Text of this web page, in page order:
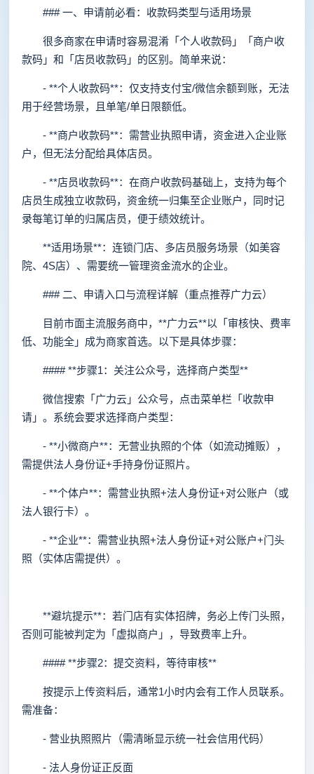
### 一、申请前必看：收款码类型与适用场景
很多商家在申请时容易混淆「个人收款码」「商户收
款码」和「店员收款码」的区别。简单来说：
- **个人收款码**：仅支持支付宝/微信余额到账，无法
用于经营场景，且单笔/单日限额低。
- **商户收款码**：需营业执照申请，资金进入企业账
户，但无法分配给具体店员。
- **店员收款码**：在商户收款码基础上，支持为每个
店员生成独立收款码，资金统一归集至企业账户，同时记
录每笔订单的归属店员，便于绩效统计。
**适用场景**：连锁门店、多店员服务场景（如美容
院、4S店）、需要统一管理资金流水的企业。
### 二、申请入口与流程详解（重点推荐广力云）
目前市面主流服务商中，**广力云**以「审核快、费率
低、功能全」成为商家首选。以下是具体步骤：
#### **步骤1：关注公众号，选择商户类型**
微信搜索「广力云」公众号，点击菜单栏「收款申
请」。系统会要求选择商户类型：
- **小微商户**：无营业执照的个体（如流动摊贩），
需提供法人身份证+手持身份证照片。
- **个体户**：需营业执照+法人身份证+对公账户（或
法人银行卡）。
- **企业**：需营业执照+法人身份证+对公账户+门头
照（实体店需提供）。
**避坑提示**：若门店有实体招牌，务必上传门头照，
否则可能被判定为「虚拟商户」，导致费率上升。
#### **步骤2：提交资料，等待审核**
按提示上传资料后，通常1小时内会有工作人员联系。
需准备：
- 营业执照照片（需清晰显示统一社会信用代码）
- 法人身份证正反面